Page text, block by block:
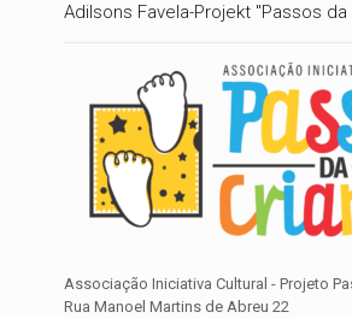
Adilsons Favela-Projekt "Passos
Associação Iniciativa Cultural - Projeto
Rua Manoel Martins de Abreu 22